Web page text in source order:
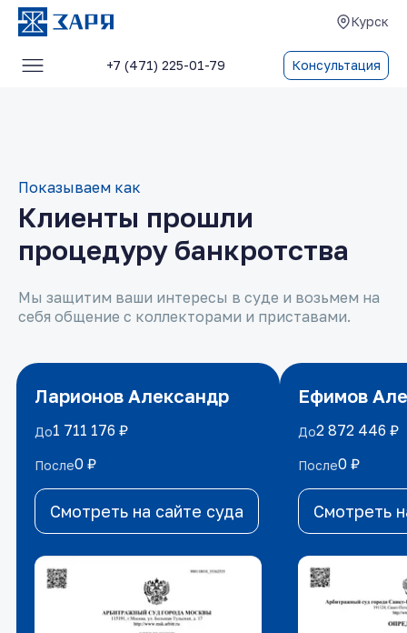
Курск
+7 (471) 225-01-79 Консультация
Блог
Отзывы
Контакты
Показываем как
Клиенты прошли
процедуру банкротства
Мы защитим ваши интересы в суде и возьмем на
себя общение с коллекторами и приставами.
Ларионов Александр
До1 711 176 ₽
После0 ₽
Смотреть на сайте суда
Ефимов
До2 872 446 ₽
После0 ₽
Смотреть
Ларионов Александр
До1 711 176 ₽
После0 ₽
Смотреть на сайте суда
Ефимов
До2 872 446 ₽
После0 ₽
Смотреть